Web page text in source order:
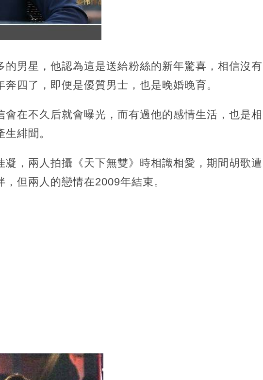
男星，他認為這是送給粉絲的新年驚喜，相信沒有
四了，即便是優質男士，也是晚婚晚育。
在不久后就會曝光，而有過他的感情生活，也是相
緋聞。
，兩人拍攝《天下無雙》時相識相愛，期間胡歌遭
但兩人的戀情在2009年結束。